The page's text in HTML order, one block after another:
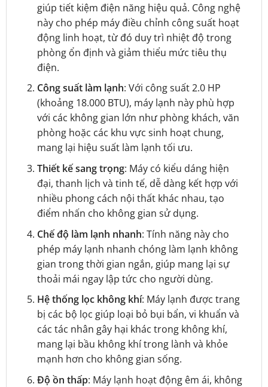
giúp tiết kiệm điện năng hiệu quả. Công nghệ
này cho phép máy điều chỉnh công suất hoạt
động linh hoạt, từ đó duy trì nhiệt độ trong
phòng ổn định và giảm thiểu mức tiêu thụ
điện.
Công suất làm lạnh: Với công suất 2.0 HP
(khoảng 18.000 BTU), máy lạnh này phù hợp
với các không gian lớn như phòng khách, văn
phòng hoặc các khu vực sinh hoạt chung,
mang lại hiệu suất làm lạnh tối ưu.
Thiết kế sang trọng: Máy có kiểu dáng hiện
đại, thanh lịch và tinh tế, dễ dàng kết hợp với
nhiều phong cách nội thất khác nhau, tạo
điểm nhấn cho không gian sử dụng.
Chế độ làm lạnh nhanh: Tính năng này cho
phép máy lạnh nhanh chóng làm lạnh không
gian trong thời gian ngắn, giúp mang lại sự
thoải mái ngay lập tức cho người dùng.
Hệ thống lọc không khí: Máy lạnh được trang
bị các bộ lọc giúp loại bỏ bụi bẩn, vi khuẩn và
các tác nhân gây hại khác trong không khí,
mang lại bầu không khí trong lành và khỏe
mạnh hơn cho không gian sống.
Độ ồn thấp: Máy lạnh hoạt động êm ái, không